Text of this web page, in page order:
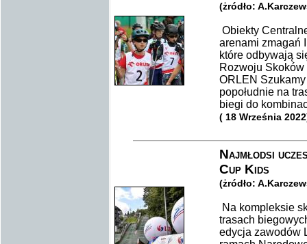
(żródło:
Obiekty
arenami zmagań
które odbywają
Rozwoju
ORLEN
popołudnie na
biegi do
( 18 Września
Najmłodsi
Cup Kids
(żródło:
Na kompleksie
trasach
edycja zawodów